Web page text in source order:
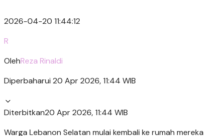
2026-04-20 11:44:12
R
OlehReza Rinaldi
Diperbaharui 20 Apr 2026, 11:44 WIB
Diterbitkan20 Apr 2026, 11:44 WIB
Warga Lebanon Selatan mulai kembali ke rumah mereka